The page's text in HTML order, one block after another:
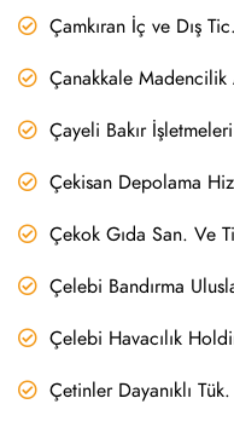
Çamkıran İç ve Dış
Çanakkale Madencilik
Çayeli Bakır
Çekisan Depolama
Çekok Gıda San. Ve
Çelebi Bandırma
Çelebi Havacılık
Çetinler Dayanıklı